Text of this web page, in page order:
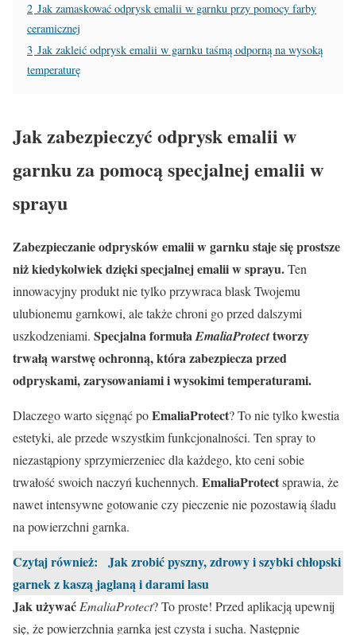
2 Jak zamaskować odprysk emalii w garnku przy pomocy farby
ceramicznej
3 Jak zakleić odprysk emalii w garnku taśmą odporną na wysoką
temperaturę
Jak zabezpieczyć odprysk emalii w
garnku za pomocą specjalnej emalii w
sprayu
Zabezpieczanie odprysków emalii w garnku staje się prostsze
niż kiedykolwiek dzięki specjalnej emalii w sprayu.Ten
innowacyjny produkt nie tylko przywraca blask Twojemu
ulubionemu garnkowi, ale także chroni go przed dalszymi
uszkodzeniami. Specjalna formułaEmaliaProtecttworzy
trwałą warstwę ochronną, która zabezpiecza przed
odpryskami, zarysowaniami i wysokimi temperaturami.
Dlaczego warto sięgnąć poEmaliaProtect? To nie tylko kwestia
estetyki, ale przede wszystkim funkcjonalności. Ten spray to
niezastąpiony sprzymierzeniec dla każdego, kto ceni sobie
trwałość swoich naczyń kuchennych. EmaliaProtectsprawia, że
nawet intensywne gotowanie czy pieczenie nie pozostawią śladu
na powierzchni garnka.
Czytaj również:
Jak zrobić pyszny, zdrowy i szybki chłopski
garnek z kaszą jaglaną i darami lasu
Jak używać EmaliaProtect? To proste! Przed aplikacją upewnij
się, że powierzchnia garnka jest czysta i sucha. Następnie